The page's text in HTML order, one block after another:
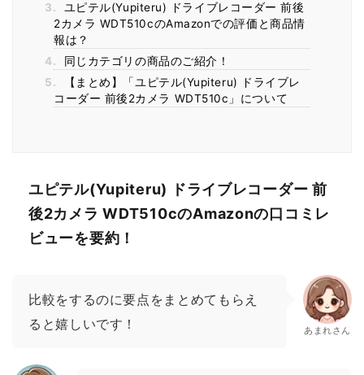
3.
ユピテル(Yupiteru) ドライブレコーダー 前後
2カメラ WDT510cのAmazonでの評価と商品情
報は？
4.
同じカテゴリの商品のご紹介！
5.
【まとめ】「ユピテル(Yupiteru) ドライブレ
コーダー 前後2カメラ WDT510c」について
ユピテル(Yupiteru) ドライブレコーダー 前
後2カメラ WDT510cのAmazonの口コミレ
ビューを要約！
比較をするのに要点をまとめてもらえ
ると嬉しいです！
あまれさん